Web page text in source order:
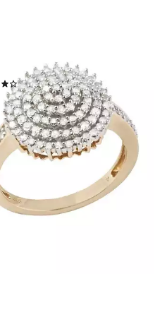
mit Diamanten
(26)
€ UVP2.519,05 €
- in 1-2 Werktagen bei dir